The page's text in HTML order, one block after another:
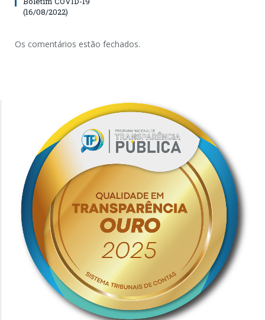
(16/08/2022)
Os comentários estão fechados.